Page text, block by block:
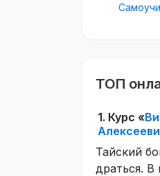
ТОП
1. Курс «
Тайский
драться.